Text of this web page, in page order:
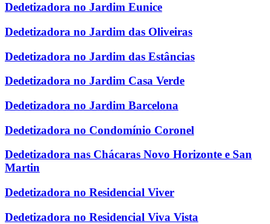
Dedetizadora no Jardim Eunice
Dedetizadora no Jardim das Oliveiras
Dedetizadora no Jardim das Estâncias
Dedetizadora no Jardim Casa Verde
Dedetizadora no Jardim Barcelona
Dedetizadora no Condomínio Coronel
Dedetizadora nas Chácaras Novo Horizonte e San
Martin
Dedetizadora no Residencial Viver
Dedetizadora no Residencial Viva Vista